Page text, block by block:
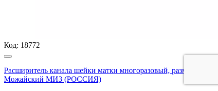
Код: 18772
Расширитель канала шейки матки многоразовый, размер 11,0,
Можайский МИЗ (РОССИЯ)